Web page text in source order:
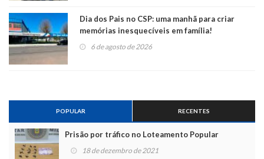
Dia dos Pais no CSP: uma manhã para criar
memórias inesquecíveis em família!
6 de agosto de 2026
POPULAR RECENTES
Prisão por tráfico no Loteamento Popular
18 de dezembro de 2021